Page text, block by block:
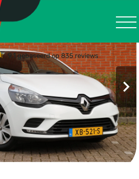
9.1 gebaseerd op 835 reviews